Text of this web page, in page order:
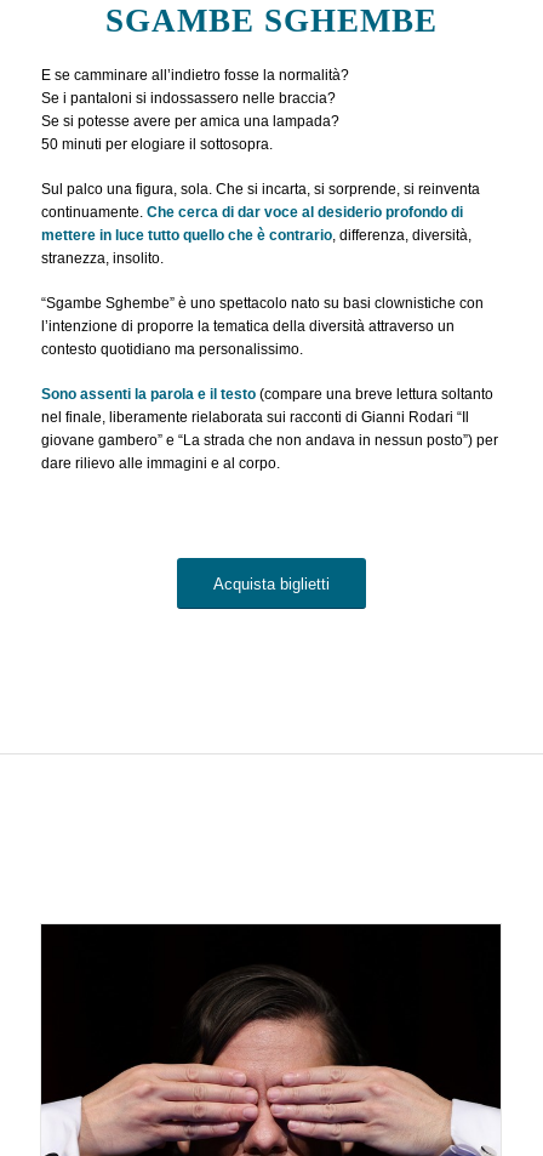
SGAMBE SGHEMBE
E se camminare all’indietro fosse la normalità?
Se i pantaloni si indossassero nelle braccia?
Se si potesse avere per amica una lampada?
50 minuti per elogiare il sottosopra.
Sul palco una figura, sola. Che si incarta, si sorprende, si reinventa
continuamente. Che cerca di dar voce al desiderio profondo di
mettere in luce tutto quello che è contrario, differenza, diversità,
stranezza, insolito.
“Sgambe Sghembe” è uno spettacolo nato su basi clownistiche con
l’intenzione di proporre la tematica della diversità attraverso un
contesto quotidiano ma personalissimo.
Sono assenti la parola e il testo(compare una breve lettura soltanto
nel finale, liberamente rielaborata sui racconti di Gianni Rodari “Il
giovane gambero” e “La strada che non andava in nessun posto”) per
dare rilievo alle immagini e al corpo.
Acquista biglietti